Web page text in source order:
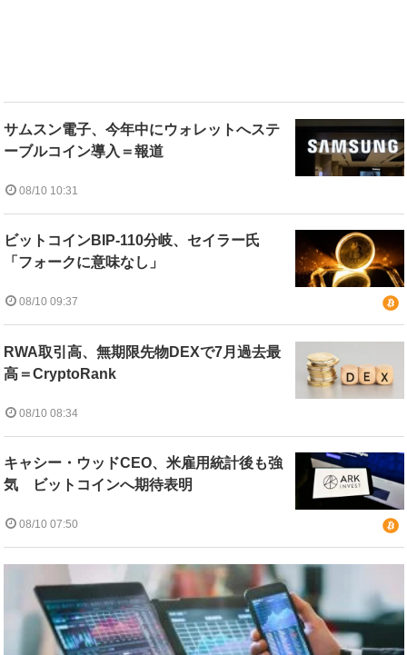
サムスン電子、今年中にウォレットへステ
ーブルコイン導入＝報道
08/10 10:31
ビットコインBIP-110分岐、セイラー氏
「フォークに意味なし」
08/10 09:37
RWA取引高、無期限先物DEXで7月過去最
高＝CryptoRank
08/10 08:34
キャシー・ウッドCEO、米雇用統計後も強
気 ビットコインへ期待表明
08/10 07:50